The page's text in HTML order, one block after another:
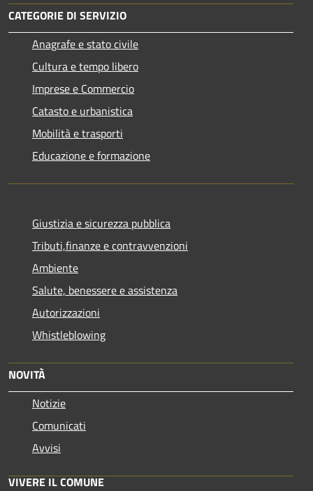
CATEGORIE DI SERVIZIO
Anagrafe e stato civile
Cultura e tempo libero
Imprese e Commercio
Catasto e urbanistica
Mobilità e trasporti
Educazione e formazione
Giustizia e sicurezza pubblica
Tributi,finanze e contravvenzioni
Ambiente
Salute, benessere e assistenza
Autorizzazioni
Whistleblowing
NOVITÀ
Notizie
Comunicati
Avvisi
VIVERE IL COMUNE